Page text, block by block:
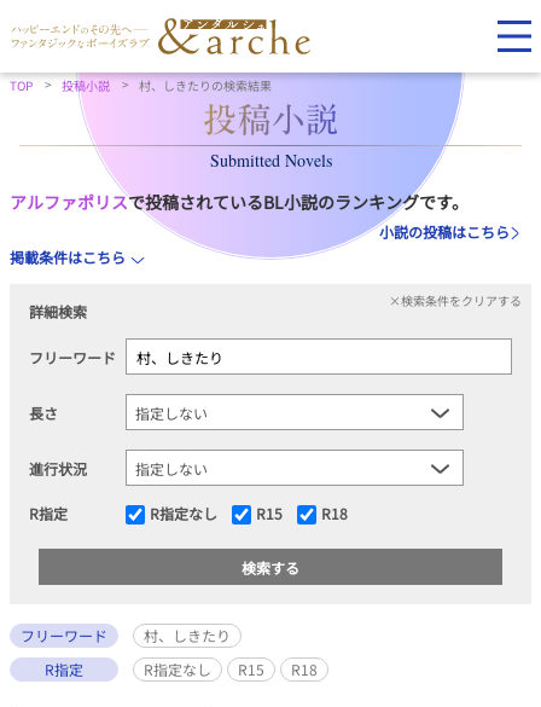
TOP 投稿小説 村、しきたりの検索結果
Submitted Novels
アルファポリスで投稿されているBL小説のランキングです。
小説の投稿はこちら
掲載条件はこちら
詳細検索
×検索条件をクリアする
フリーワード
長さ
進行状況
R指定 R指定なし R15 R18
フリーワード
村、しきたり
R指定
R指定なし R15 R18